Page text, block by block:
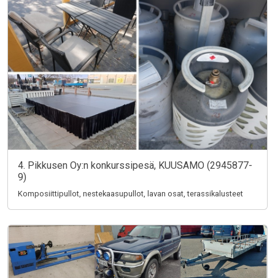
4. Pikkusen Oy:n konkurssipesä, KUUSAMO (2945877-
9)
Komposiittipullot, nestekaasupullot, lavan osat, terassikalusteet